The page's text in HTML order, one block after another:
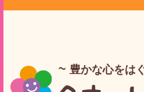
豊かな心をは